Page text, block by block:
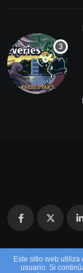
Este sitio web
usuario. Si